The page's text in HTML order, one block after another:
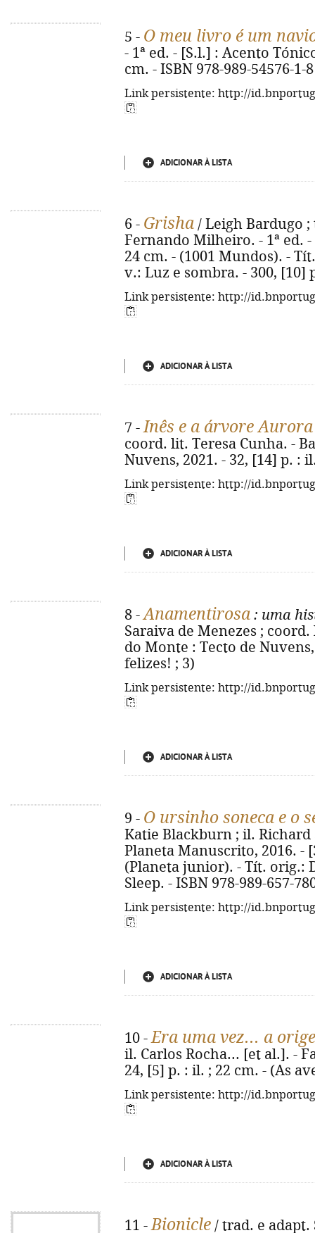
5 - O meu livro é um
- 1ª ed. - [S.l.] : Acento
cm. - ISBN 978-989-54576-1-8
Link persistente: http://
ADICIONAR À LISTA
6 - Grisha / Leigh Bardugo
Fernando Milheiro. - 1ª ed.
24 cm. - (1001 Mundos). -
v.: Luz e sombra. - 300, [10]
Link persistente: http://
ADICIONAR À LISTA
7 -Inês e a árvore Aurora
coord. lit. Teresa Cunha. -
Nuvens, 2021. - 32, [14] p. :
Link persistente: http://
ADICIONAR À LISTA
8 -Anamentirosa : uma
Saraiva de Menezes ;
do Monte : Tecto de
felizes! ; 3)
Link persistente: http://
ADICIONAR À LISTA
9 - O ursinho soneca e o
Katie Blackburn ; il. Richard
Planeta Manuscrito, 2016. -
(Planeta junior). - Tít. orig.:
Sleep. - ISBN 978-989-657-
Link persistente: http://
ADICIONAR À LISTA
10 -Era uma vez... a
il. Carlos Rocha... [et al.]. -
24, [5] p. : il. ; 22 cm. - (As
Link persistente: http://
ADICIONAR À LISTA
11 -Bionicle / trad. e adapt.